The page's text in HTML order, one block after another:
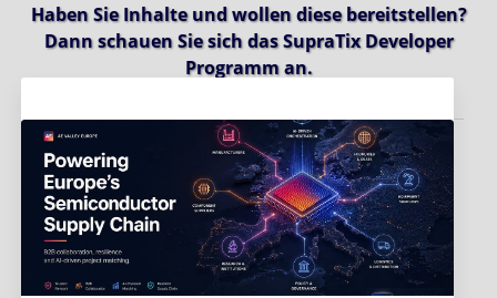
Haben Sie Inhalte und wollen diese bereitstellen?
Dann schauen Sie sich dasSupraTix Developer
Programman.